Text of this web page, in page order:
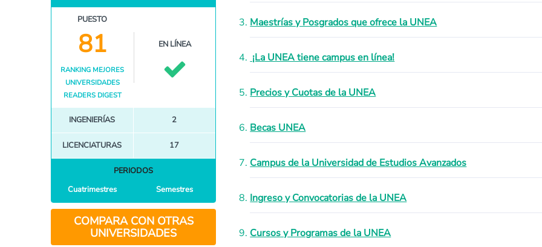
PUESTO
81
RANKING MEJORES
UNIVERSIDADES
READERS DIGEST
EN LÍNEA
INGENIERÍAS 2
LICENCIATURAS 17
PERIODOS
Cuatrimestres
Semestres
COMPARA CON OTRAS
UNIVERSIDADES
Maestrías y Posgrados que ofrece la UNEA
¡La UNEA tiene campus en línea!
Precios y Cuotas de la UNEA
Becas UNEA
Campus de la Universidad de Estudios Avanzados
Ingreso y Convocatorias de la UNEA
Cursos y Programas de la UNEA